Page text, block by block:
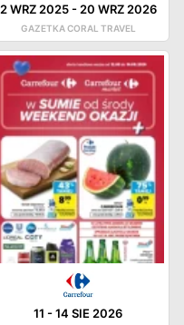
2 WRZ 2025- 20 WRZ 2026
GAZETKA CORAL TRAVEL
11 -14 SIE 2026